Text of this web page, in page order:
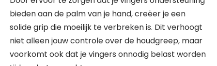
bieden aan de palm van je hand, creëer je een
solide grip die moeilijk te verbreken is. Dit verhoogt
niet alleen jouw controle over de houdgreep, maar
voorkomt ook dat je vingers onnodig belast worden